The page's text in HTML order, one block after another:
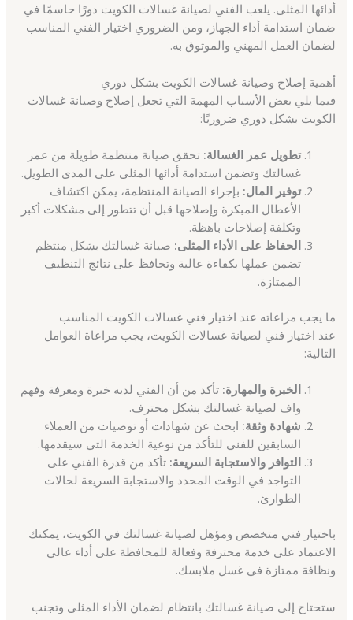
أدائها المثلى. يلعب الفني لصيانة غسالات الكويت دورًا حاسمًا في
ضمان استدامة أداء الجهاز، ومن الضروري اختيار الفني المناسب
لضمان العمل المهني والموثوق به.
أهمية إصلاح وصيانة غسالات الكويت بشكل دوري
فيما يلي بعض الأسباب المهمة التي تجعل إصلاح وصيانة غسالات
الكويت بشكل دوري ضروريًا:
تطويل عمر الغسالة: تحقق صيانة منتظمة طويلة من عمر
غسالتك وتضمن استدامة أدائها المثلى على المدى الطويل.
توفير المال: بإجراء الصيانة المنتظمة، يمكن اكتشاف
الأعطال المبكرة وإصلاحها قبل أن تتطور إلى مشكلات أكبر
وتكلفة إصلاحات باهظة.
الحفاظ على الأداء المثلى: صيانة غسالتك بشكل منتظم
تضمن عملها بكفاءة عالية وتحافظ على نتائج التنظيف
الممتازة.
ما يجب مراعاته عند اختيار فني غسالات الكويت المناسب
عند اختيار فني لصيانة غسالات الكويت، يجب مراعاة العوامل
التالية:
الخبرة والمهارة: تأكد من أن الفني لديه خبرة ومعرفة وفهم
واف لصيانة غسالتك بشكل محترف.
شهادة وثقة: ابحث عن شهادات أو توصيات من العملاء
السابقين للفني للتأكد من نوعية الخدمة التي سيقدمها.
التوافر والاستجابة السريعة: تأكد من قدرة الفني على
التواجد في الوقت المحدد والاستجابة السريعة لحالات
الطوارئ.
باختيار فني متخصص ومؤهل لصيانة غسالتك في الكويت، يمكنك
الاعتماد على خدمة محترفة وفعالة للمحافظة على أداء عالي
ونظافة ممتازة في غسل ملابسك.
ستحتاج إلى صيانة غسالتك بانتظام لضمان الأداء المثلى وتجنب